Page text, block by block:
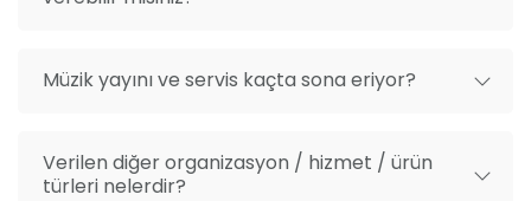
Müzik yayını ve servis kaçta sona eriyor?
Verilen diğer organizasyon / hizmet / ürün
türleri nelerdir?